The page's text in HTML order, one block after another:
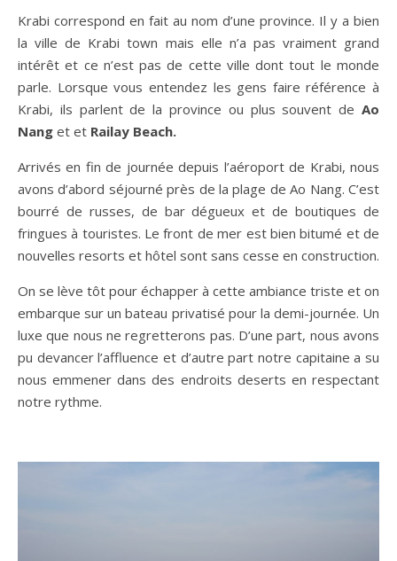
Krabi correspond en fait au nom d’une province. Il y a bien
la ville de Krabi town mais elle n’a pas vraiment grand
intérêt et ce n’est pas de cette ville dont tout le monde
parle. Lorsque vous entendez les gens faire référence à
Krabi, ils parlent de la province ou plus souvent de Ao
Nang et et Railay Beach.
Arrivés en fin de journée depuis l’aéroport de Krabi, nous
avons d’abord séjourné près de la plage de Ao Nang. C’est
bourré de russes, de bar dégueux et de boutiques de
fringues à touristes. Le front de mer est bien bitumé et de
nouvelles resorts et hôtel sont sans cesse en construction.
On se lève tôt pour échapper à cette ambiance triste et on
embarque sur un bateau privatisé pour la demi-journée. Un
luxe que nous ne regretterons pas. D’une part, nous avons
pu devancer l’affluence et d’autre part notre capitaine a su
nous emmener dans des endroits deserts en respectant
notre rythme.